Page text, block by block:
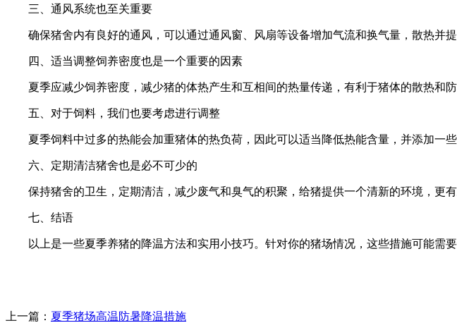
三、通风系统也至关重要
确保猪舍内有良好的通风，可以通过通风窗、风扇等设备增加气流和换气量，散热并
四、适当调整饲养密度也是一个重要的因素
夏季应减少饲养密度，减少猪的体热产生和互相间的热量传递，有利于猪体的散热和防
五、对于饲料，我们也要考虑进行调整
夏季饲料中过多的热能会加重猪体的热负荷，因此可以适当降低热能含量，并添加一
六、定期清洁猪舍也是必不可少的
保持猪舍的卫生，定期清洁，减少废气和臭气的积聚，给猪提供一个清新的环境，更
七、结语
以上是一些夏季养猪的降温方法和实用小技巧。针对你的猪场情况，这些措施可能需
上一篇： 夏季猪场高温防暑降温措施